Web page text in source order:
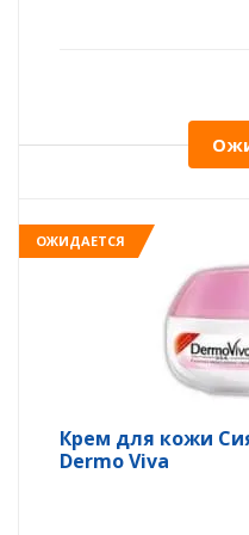
ОЖИДАЕТСЯ
Крем для кожи
Dermo Viva